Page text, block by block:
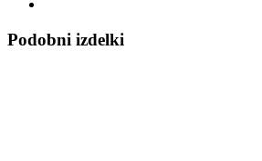
Podobni izdelki